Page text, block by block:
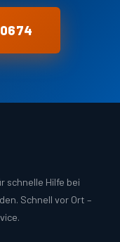
schnelle Hilfe bei
Schnell vor Ort –